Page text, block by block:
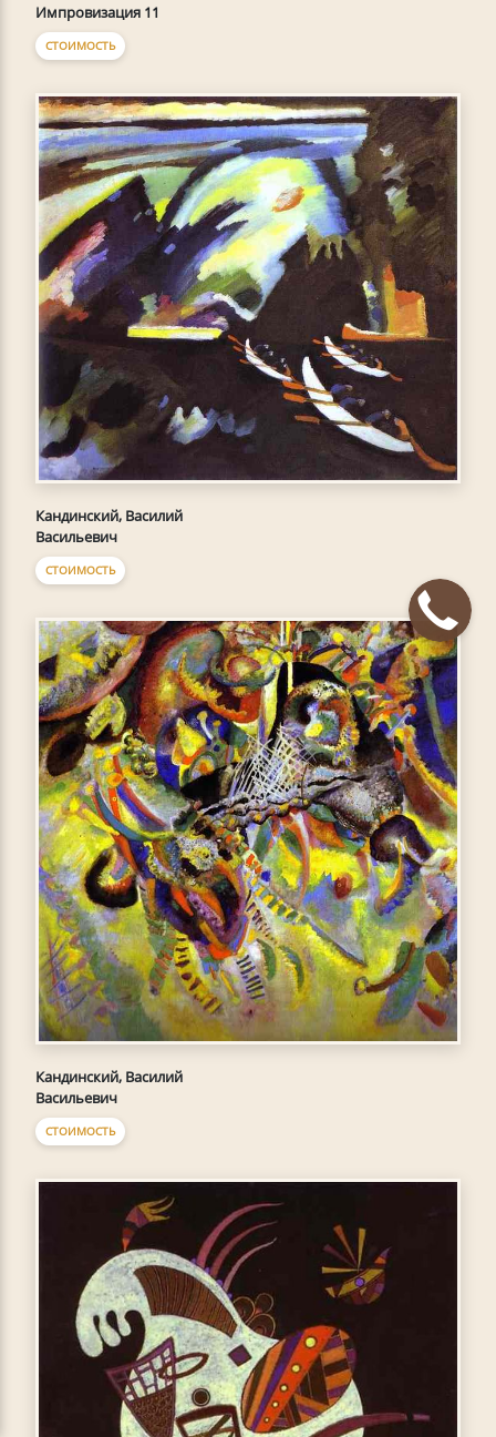
Импровизация 11
СТОИМОСТЬ
Кандинский, Василий
Васильевич
СТОИМОСТЬ
Кандинский, Василий
Васильевич
СТОИМОСТЬ